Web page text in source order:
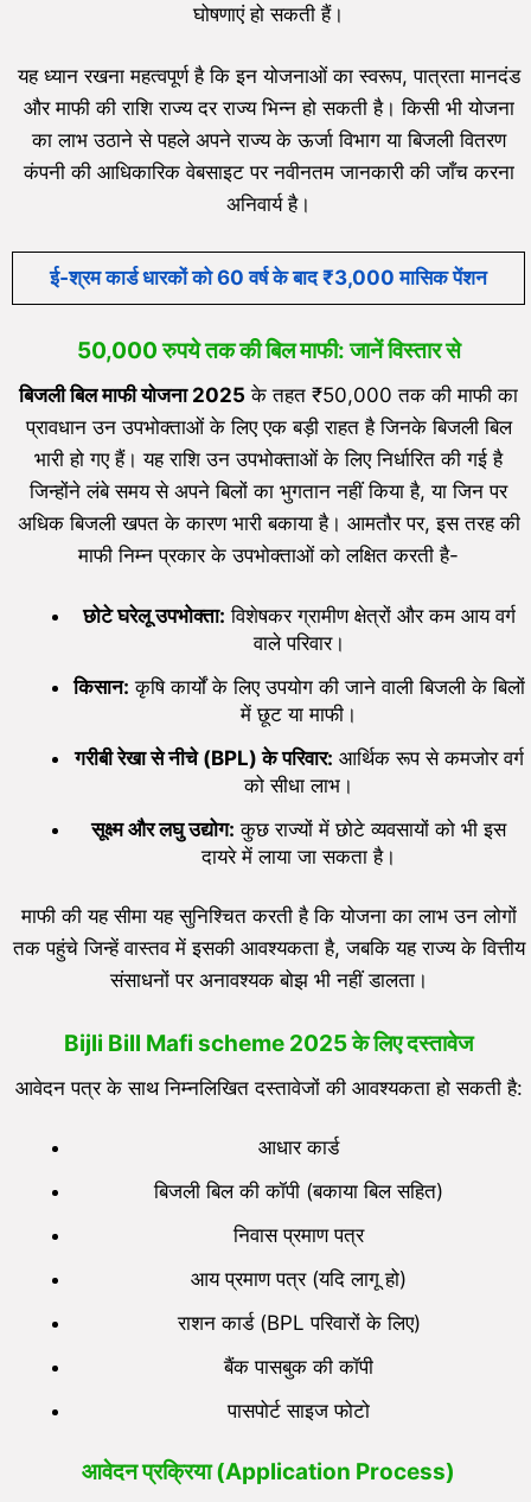
घोषणाएं हो सकती हैं।
यह ध्यान रखना महत्वपूर्ण है कि इन योजनाओं का स्वरूप, पात्रता मानदंड
और माफी की राशि राज्य दर राज्य भिन्न हो सकती है। किसी भी योजना
का लाभ उठाने से पहले अपने राज्य के ऊर्जा विभाग या बिजली वितरण
कंपनी की आधिकारिक वेबसाइट पर नवीनतम जानकारी की जाँच करना
अनिवार्य है।
ई‑श्रम कार्ड धारकों को 60 वर्ष के बाद ₹3,000 मासिक पेंशन
50,000 रुपये तक की बिल माफी: जानें विस्तार से
बिजली बिल माफी योजना 2025 के तहत ₹50,000 तक की माफी का
प्रावधान उन उपभोक्ताओं के लिए एक बड़ी राहत है जिनके बिजली बिल
भारी हो गए हैं। यह राशि उन उपभोक्ताओं के लिए निर्धारित की गई है
जिन्होंने लंबे समय से अपने बिलों का भुगतान नहीं किया है, या जिन पर
अधिक बिजली खपत के कारण भारी बकाया है। आमतौर पर, इस तरह की
माफी निम्न प्रकार के उपभोक्ताओं को लक्षित करती है-
छोटे घरेलू उपभोक्ता: विशेषकर ग्रामीण क्षेत्रों और कम आय वर्ग
वाले परिवार।
किसान: कृषि कार्यों के लिए उपयोग की जाने वाली बिजली के बिलों
में छूट या माफी।
गरीबी रेखा से नीचे (BPL)के परिवार: आर्थिक रूप से कमजोर वर्ग
को सीधा लाभ।
सूक्ष्म और लघु उद्योग: कुछ राज्यों में छोटे व्यवसायों को भी इस
दायरे में लाया जा सकता है।
माफी की यह सीमा यह सुनिश्चित करती है कि योजना का लाभ उन लोगों
तक पहुंचे जिन्हें वास्तव में इसकी आवश्यकता है, जबकि यह राज्य के वित्तीय
संसाधनों पर अनावश्यक बोझ भी नहीं डालता।
Bijli Bill Mafi scheme 2025 के लिएदस्तावेज
आवेदन पत्र के साथ निम्नलिखित दस्तावेजों की आवश्यकता हो सकती है:
आधार कार्ड
बिजली बिल की कॉपी (बकाया बिल सहित)
निवास प्रमाण पत्र
आय प्रमाण पत्र (यदि लागू हो)
राशन कार्ड (BPL परिवारों के लिए)
बैंक पासबुक की कॉपी
पासपोर्ट साइज फोटो
आवेदन प्रक्रिया (Application Process)